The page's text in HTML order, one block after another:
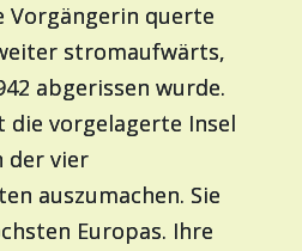
Vorgängerin querte
stromaufwärts,
abgerissen wurde.
die vorgelagerte Insel
der vier
auszumachen. Sie
Europas. Ihre